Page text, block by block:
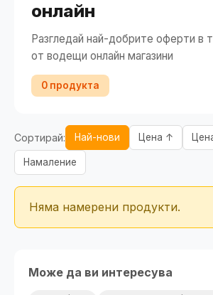
онлайн
Разгледай най-добрите оферти в
от водещи онлайн магазини
0 продукта
Сортирай: Най-нови Цена ↑
Намаление
Няма намерени продукти.
Може да ви интересува